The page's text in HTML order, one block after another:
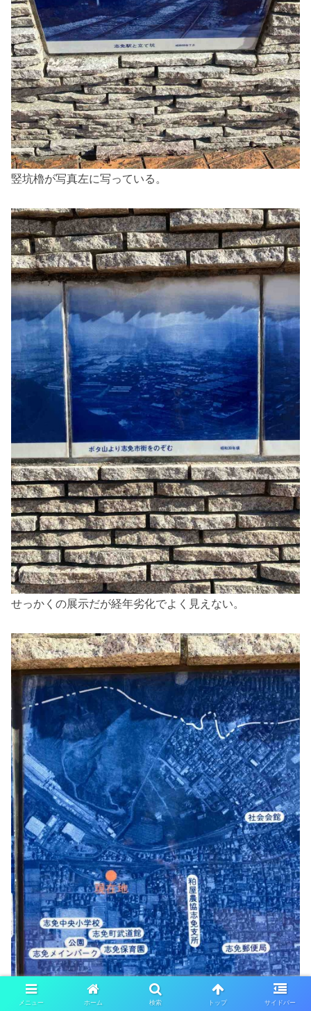
竪坑櫓が写真左に写っている。
せっかくの展示だが経年劣化でよく見えない。
メニュー ホーム 検索 トップ サイドバー